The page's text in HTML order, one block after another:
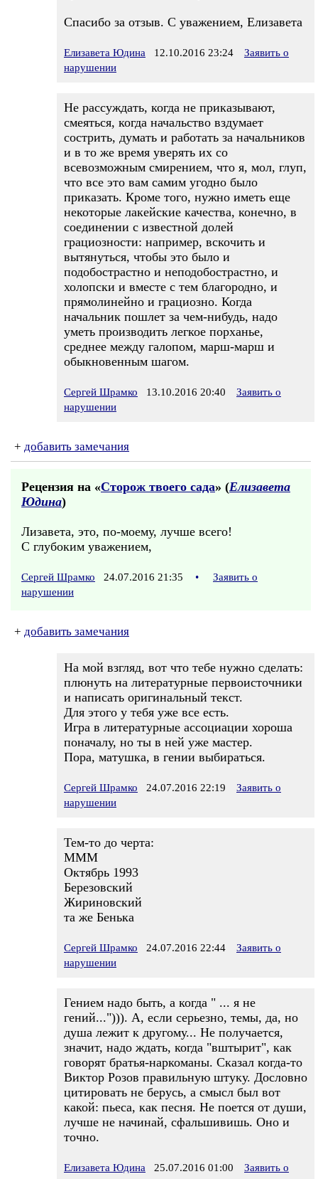
Спасибо за отзыв. С уважением, Елизавета
Елизавета Юдина 12.10.2016 23:24
Заявить о
нарушении
Не рассуждать, когда не приказывают,
смеяться, когда начальство вздумает
сострить, думать и работать за начальников
и в то же время уверять их со
всевозможным смирением, что я, мол, глуп,
что все это вам самим угодно было
приказать. Кроме того, нужно иметь еще
некоторые лакейские качества, конечно, в
соединении с известной долей
грациозности: например, вскочить и
вытянуться, чтобы это было и
подобострастно и неподобострастно, и
холопски и вместе с тем благородно, и
прямолинейно и грациозно. Когда
начальник пошлет за чем-нибудь, надо
уметь производить легкое порханье,
среднее между галопом, марш-марш и
обыкновенным шагом.
Сергей Шрамко 13.10.2016 20:40
Заявить о
нарушении
+ добавить замечания
Рецензия на «Сторож твоего сада» (Елизавета
Юдина)
Лизавета, это, по-моему, лучше всего!
С глубоким уважением,
Сергей Шрамко 24.07.2016 21:35 •
Заявить о
нарушении
+ добавить замечания
На мой взгляд, вот что тебе нужно сделать:
плюнуть на литературные первоисточники
и написать оригинальный текст.
Для этого у тебя уже все есть.
Игра в литературные ассоциации хороша
поначалу, но ты в ней уже мастер.
Пора, матушка, в гении выбираться.
Сергей Шрамко 24.07.2016 22:19
Заявить о
нарушении
Тем-то до черта:
МММ
Октябрь 1993
Березовский
Жириновский
та же Бенька
Сергей Шрамко 24.07.2016 22:44
Заявить о
нарушении
Гением надо быть, а когда " ... я не
гений..."))). А, если серьезно, темы, да, но
душа лежит к другому... Не получается,
значит, надо ждать, когда "вштырит", как
говорят братья-наркоманы. Сказал когда-то
Виктор Розов правильную штуку. Дословно
цитировать не берусь, а смысл был вот
какой: пьеса, как песня. Не поется от души,
лучше не начинай, сфальшивишь. Оно и
точно.
Елизавета Юдина 25.07.2016 01:00
Заявить о